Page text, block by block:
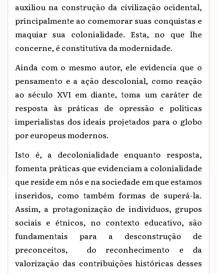
auxiliou na construção da civilização ocidental,
principalmente ao comemorar suas conquistas e
maquiar sua colonialidade. Esta, no que lhe
concerne, é constitutiva da modernidade.
Ainda com o mesmo autor, ele evidencia que o
pensamento e a ação descolonial, como reação
ao século XVI em diante, toma um caráter de
resposta às práticas de opressão e políticas
imperialistas dos ideais projetados para o globo
por europeus modernos.
Isto é, a decolonialidade enquanto resposta,
fomenta práticas que evidenciam a colonialidade
que reside em nós e na sociedade em que estamos
inseridos, como também formas de superá-la.
Assim, a protagonização de indivíduos, grupos
sociais e étnicos, no contexto educativo, são
fundamentais para a desconstrução de
preconceitos, do reconhecimento e da
valorização das contribuições históricas desses